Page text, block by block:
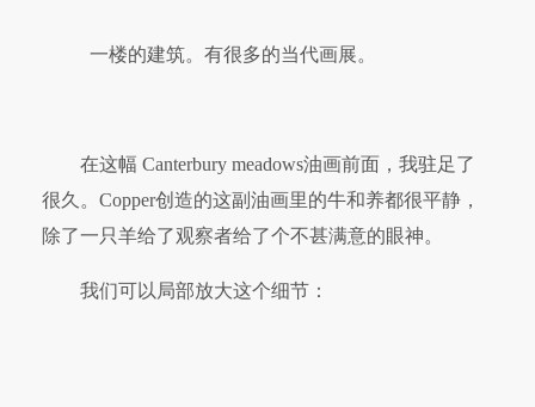
一楼的建筑。有很多的当代画展。
在这幅 Canterbury meadows油画前面，我驻足了
很久。Copper创造的这副油画里的牛和养都很平静，
除了一只羊给了观察者给了个不甚满意的眼神。
我们可以局部放大这个细节：